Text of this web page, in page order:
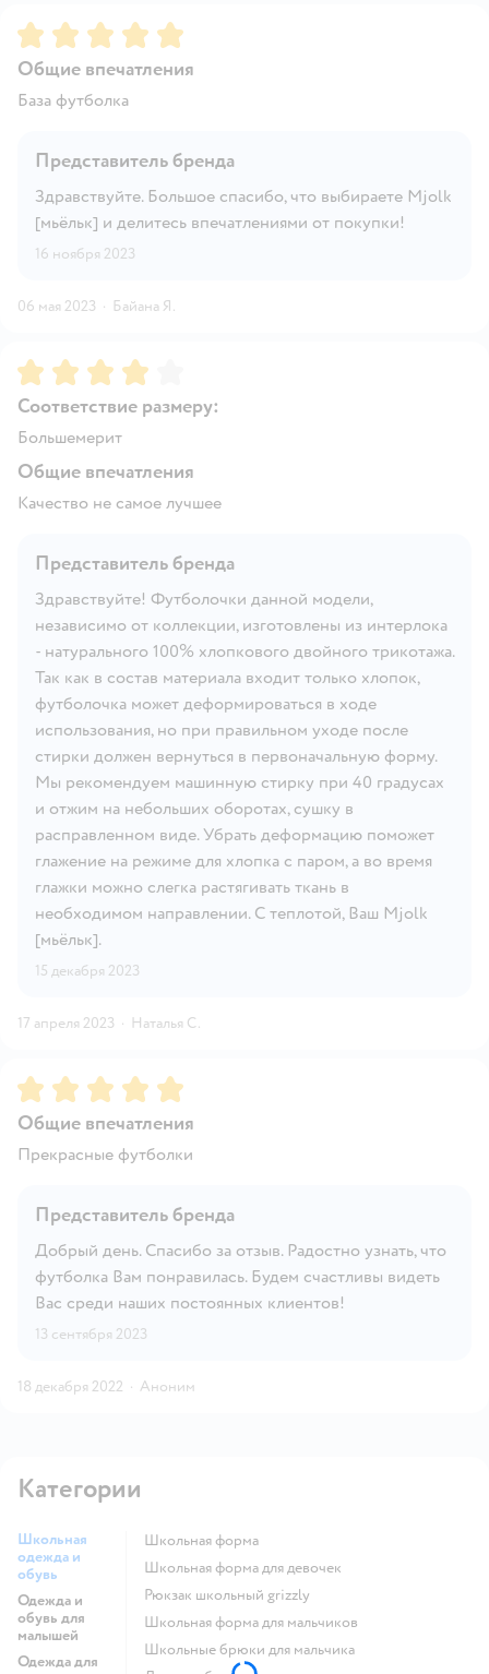
Рейтинг:5
Общие впечатления
База футболка
Представитель бренда
Здравствуйте. Большое спасибо, что выбираете Mjolk
[мьёльк] и делитесь впечатлениями от покупки!
16 ноября 2023
06 мая 2023 · Байана Я.
Рейтинг:4
Соответствие размеру:
Большемерит
Общие впечатления
Качество не самое лучшее
Представитель бренда
Здравствуйте! Футболочки данной модели,
независимо от коллекции, изготовлены из интерлока
- натурального 100% хлопкового двойного трикотажа.
Так как в состав материала входит только хлопок,
футболочка может деформироваться в ходе
использования, но при правильном уходе после
стирки должен вернуться в первоначальную форму.
Мы рекомендуем машинную стирку при 40 градусах
и отжим на небольших оборотах, сушку в
расправленном виде. Убрать деформацию поможет
глажение на режиме для хлопка с паром, а во время
глажки можно слегка растягивать ткань в
необходимом направлении. С теплотой, Ваш Mjolk
[мьёльк].
15 декабря 2023
17 апреля 2023 · Наталья С.
Рейтинг:5
Общие впечатления
Прекрасные футболки
Представитель бренда
Добрый день. Спасибо за отзыв. Радостно узнать, что
футболка Вам понравилась. Будем счастливы видеть
Вас среди наших постоянных клиентов!
13 сентября 2023
18 декабря 2022 · Аноним
Категории
Школьная
одежда и
обувь
Одежда и
обувь для
малышей
Одежда для
Школьная форма
Школьная форма для девочек
Рюкзак школьный grizzly
Школьная форма для мальчиков
Школьные брюки для мальчика